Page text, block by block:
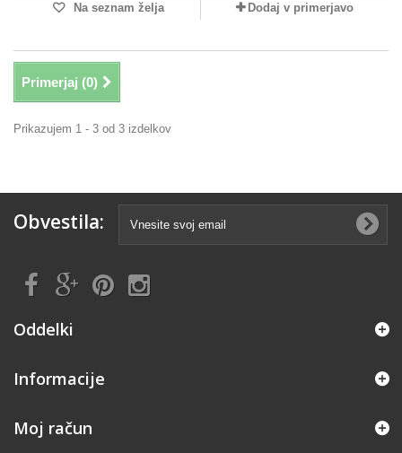
Na seznam želja Dodaj v primerjavo
Primerjaj (0)
Prikazujem 1 - 3 od 3 izdelkov
Obvestila:
Oddelki
Informacije
Moj račun